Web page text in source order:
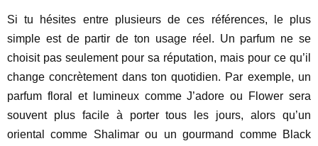
Si tu hésites entre plusieurs de ces références, le plus
simple est de partir de ton usage réel. Un parfum ne se
choisit pas seulement pour sa réputation, mais pour ce qu’il
change concrètement dans ton quotidien. Par exemple, un
parfum floral et lumineux comme J’adore ou Flower sera
souvent plus facile à porter tous les jours, alors qu’un
oriental comme Shalimar ou un gourmand comme Black